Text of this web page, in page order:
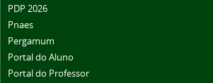
PDP 2026
Pnaes
Pergamum
Portal do Aluno
Portal do Professor